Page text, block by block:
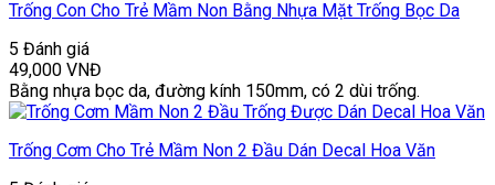
Trống Con Cho Trẻ Mầm Non Bằng Nhựa Mặt Trống Bọc Da
5 Đánh giá
49,000 VNĐ
Bằng nhựa bọc da, đường kính 150mm, có 2 dùi trống.
Trống Cơm Cho Trẻ Mầm Non 2 Đầu Dán Decal Hoa Văn